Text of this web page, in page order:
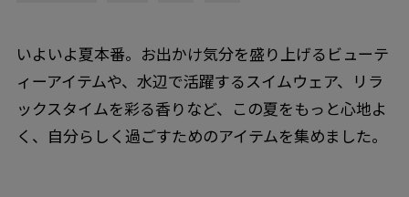
いよいよ夏本番。お出かけ気分を盛り上げるビューテ
ィーアイテムや、水辺で活躍するスイムウェア、リラ
ックスタイムを彩る香りなど、この夏をもっと心地よ
く、自分らしく過ごすためのアイテムを集めました。